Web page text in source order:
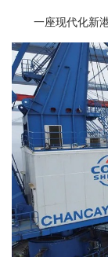
一座现代化新